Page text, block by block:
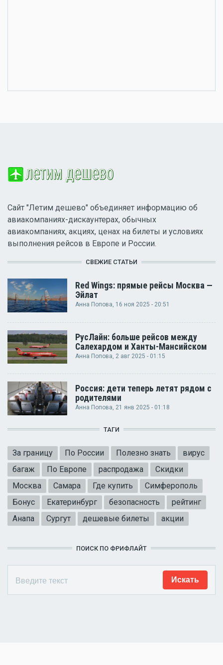
Сайт "Летим дешево" объединяет информацию об
авиакомпаниях-дискаунтерах, обычных
авиакомпаниях, акциях, ценах на билеты и условиях
выполнения рейсов в Европе и России.
СВЕЖИЕ СТАТЬИ
Red Wings: прямые рейсы Москва —
Эйлат
Анна Попова, 16 ноя 2025 - 20:51
РусЛайн: больше рейсов между
Салехардом и Ханты-Мансийском
Анна Попова , 2 авг 2025 - 01:15
Россия: дети теперь летят рядом с
родителями
Анна Попова, 21 янв 2025 - 01:18
ТАГИ
За границу По России Полезно знать
вирус
багаж
По Европе распродажа
Скидки
Москва
Самара Где купить
Симферополь
Бонус
Екатеринбург безопасность
рейтинг
Анапа
Сургут дешевые билеты акции
ПОИСК ПО ФРИФЛАЙТ